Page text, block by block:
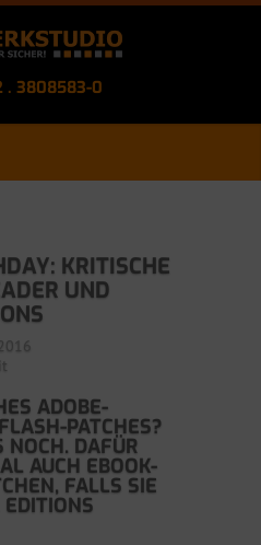
. 3808583-0
KRITISCHE
UND
ADOBE-
PATCHES?
NOCH. DAFÜR
AUCH EBOOK-
FALLS SIE